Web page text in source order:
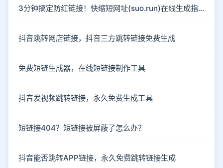
3分钟搞定防红链接！快缩短网址(suo.run)在线生成指南
抖音跳转网店链接，抖音三方跳转链接免费生成
免费短链生成器，在线短链接制作工具
抖音发视频跳转链接，永久免费生成工具
短链接404？短链接被屏蔽了怎么办？
抖音能否跳转APP链接，永久免费跳转链接生成